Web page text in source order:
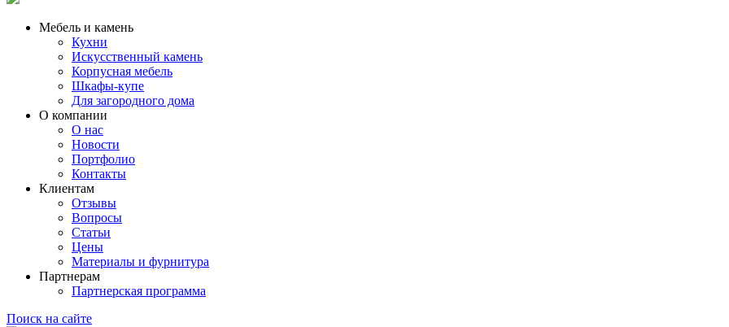
Мебель и камень
Кухни
Искусственный камень
Корпусная мебель
Шкафы-купе
Для загородного дома
О компании
О нас
Новости
Портфолио
Контакты
Клиентам
Отзывы
Вопросы
Статьи
Цены
Материалы и фурнитура
Партнерам
Партнерская программа
Поиск на сайте